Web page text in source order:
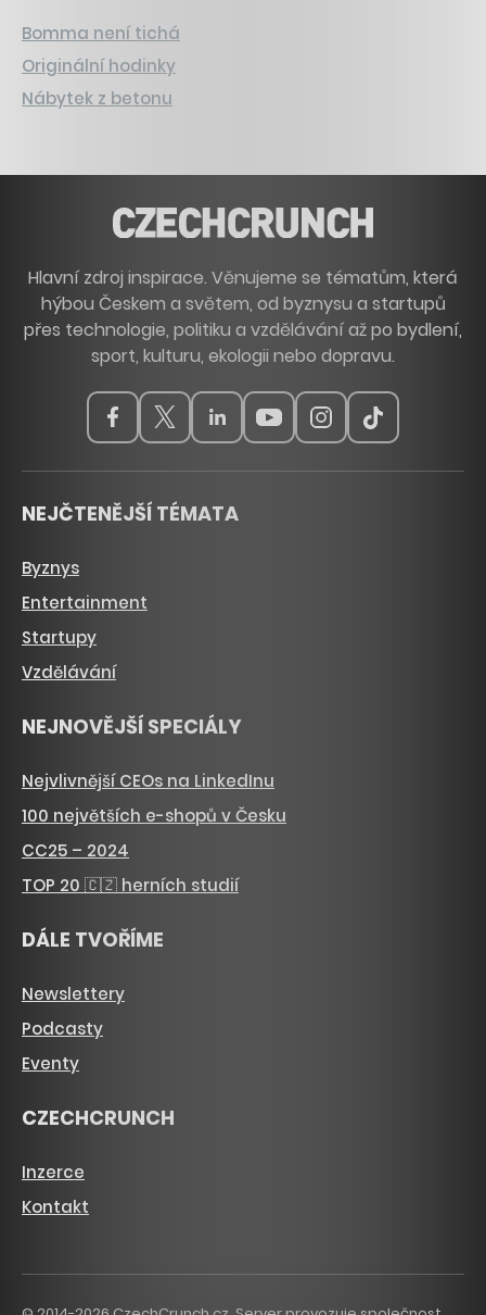
Bomma není tichá
Originální hodinky
Nábytek z betonu
Hlavní zdroj inspirace. Věnujeme se tématům, která
hýbou Českem a světem, od byznysu a startupů
přes technologie, politiku a vzdělávání až po bydlení,
sport, kulturu, ekologii nebo dopravu.
NEJČTENĚJŠÍ TÉMATA
Byznys
Entertainment
Startupy
Vzdělávání
NEJNOVĚJŠÍ SPECIÁLY
Nejvlivnější CEOs na LinkedInu
100 největších e-shopů v Česku
CC25 – 2024
TOP 20 🇨🇿 herních studií
DÁLE TVOŘÍME
Newslettery
Podcasty
Eventy
CZECHCRUNCH
Inzerce
Kontakt